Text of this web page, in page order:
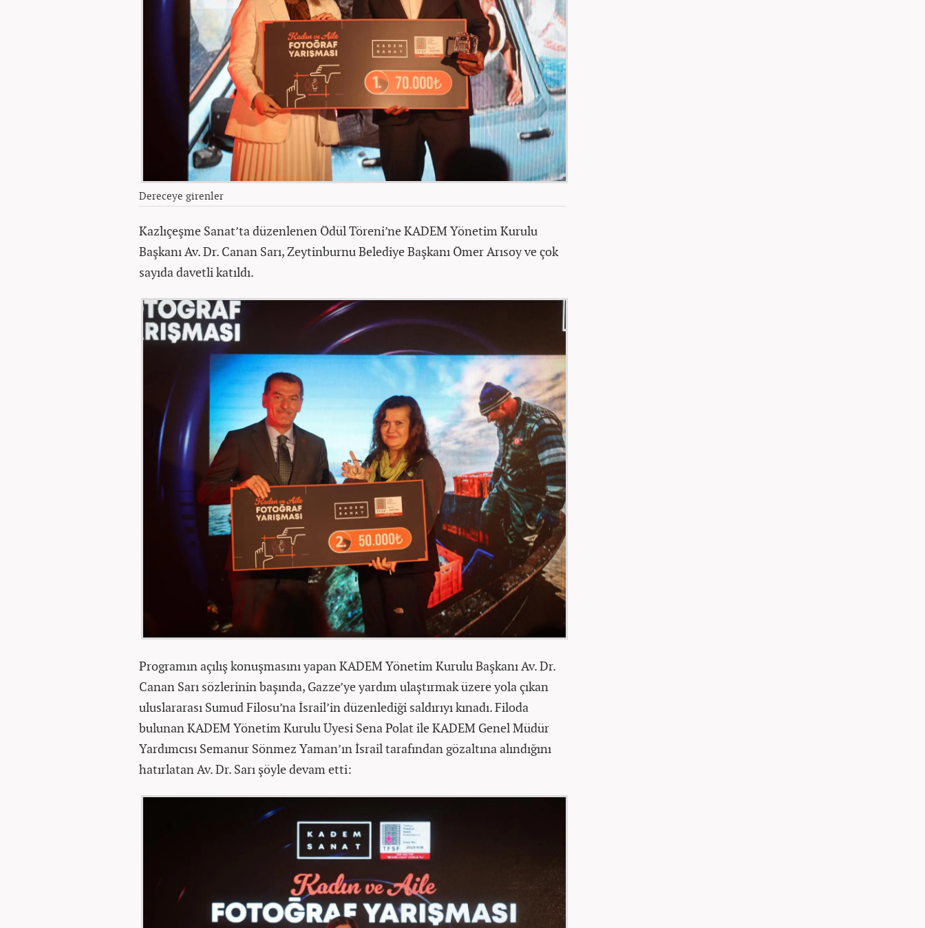
Dereceye girenler
Kazlıçeşme Sanat’ta düzenlenen Ödül Töreni’ne KADEM Yönetim Kurulu
Başkanı Av. Dr. Canan Sarı, Zeytinburnu Belediye Başkanı Ömer Arısoy ve çok
sayıda davetli katıldı.
Programın açılış konuşmasını yapan KADEM Yönetim Kurulu Başkanı Av. Dr.
Canan Sarı sözlerinin başında, Gazze’ye yardım ulaştırmak üzere yola çıkan
uluslararası Sumud Filosu’na İsrail’in düzenlediği saldırıyı kınadı. Filoda
bulunan KADEM Yönetim Kurulu Üyesi Sena Polat ile KADEM Genel Müdür
Yardımcısı Semanur Sönmez Yaman’ın İsrail tarafından gözaltına alındığını
hatırlatan Av. Dr. Sarı şöyle devam etti: